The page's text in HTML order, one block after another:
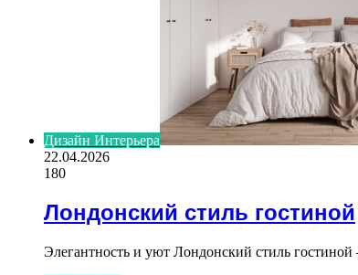
Дизайн Интерьера
22.04.2026
180
Лондонский стиль гостиной
Элегантность и уют Лондонский стиль